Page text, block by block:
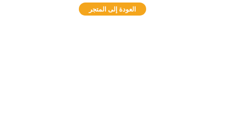
العودة إلى المتجر